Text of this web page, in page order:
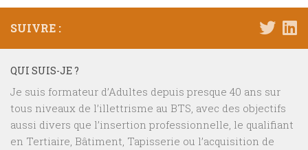
SUIVRE :
QUI SUIS-JE ?
Je suis formateur d’Adultes depuis presque 40 ans sur
tous niveaux de l’illettrisme au BTS, avec des objectifs
aussi divers que l’insertion professionnelle, le qualifiant
en Tertiaire, Bâtiment, Tapisserie ou l’acquisition de